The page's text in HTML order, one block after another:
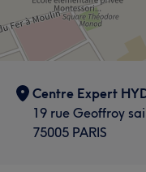
Centre Expert
19 rue Geoffroy
75005 PARIS